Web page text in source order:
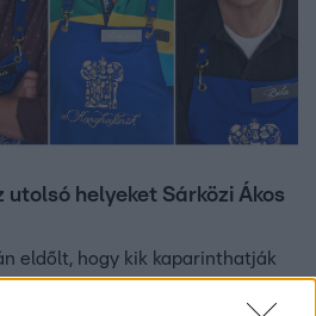
utolsó helyeket Sárközi Ákos
eldőlt, hogy kik kaparinthatják